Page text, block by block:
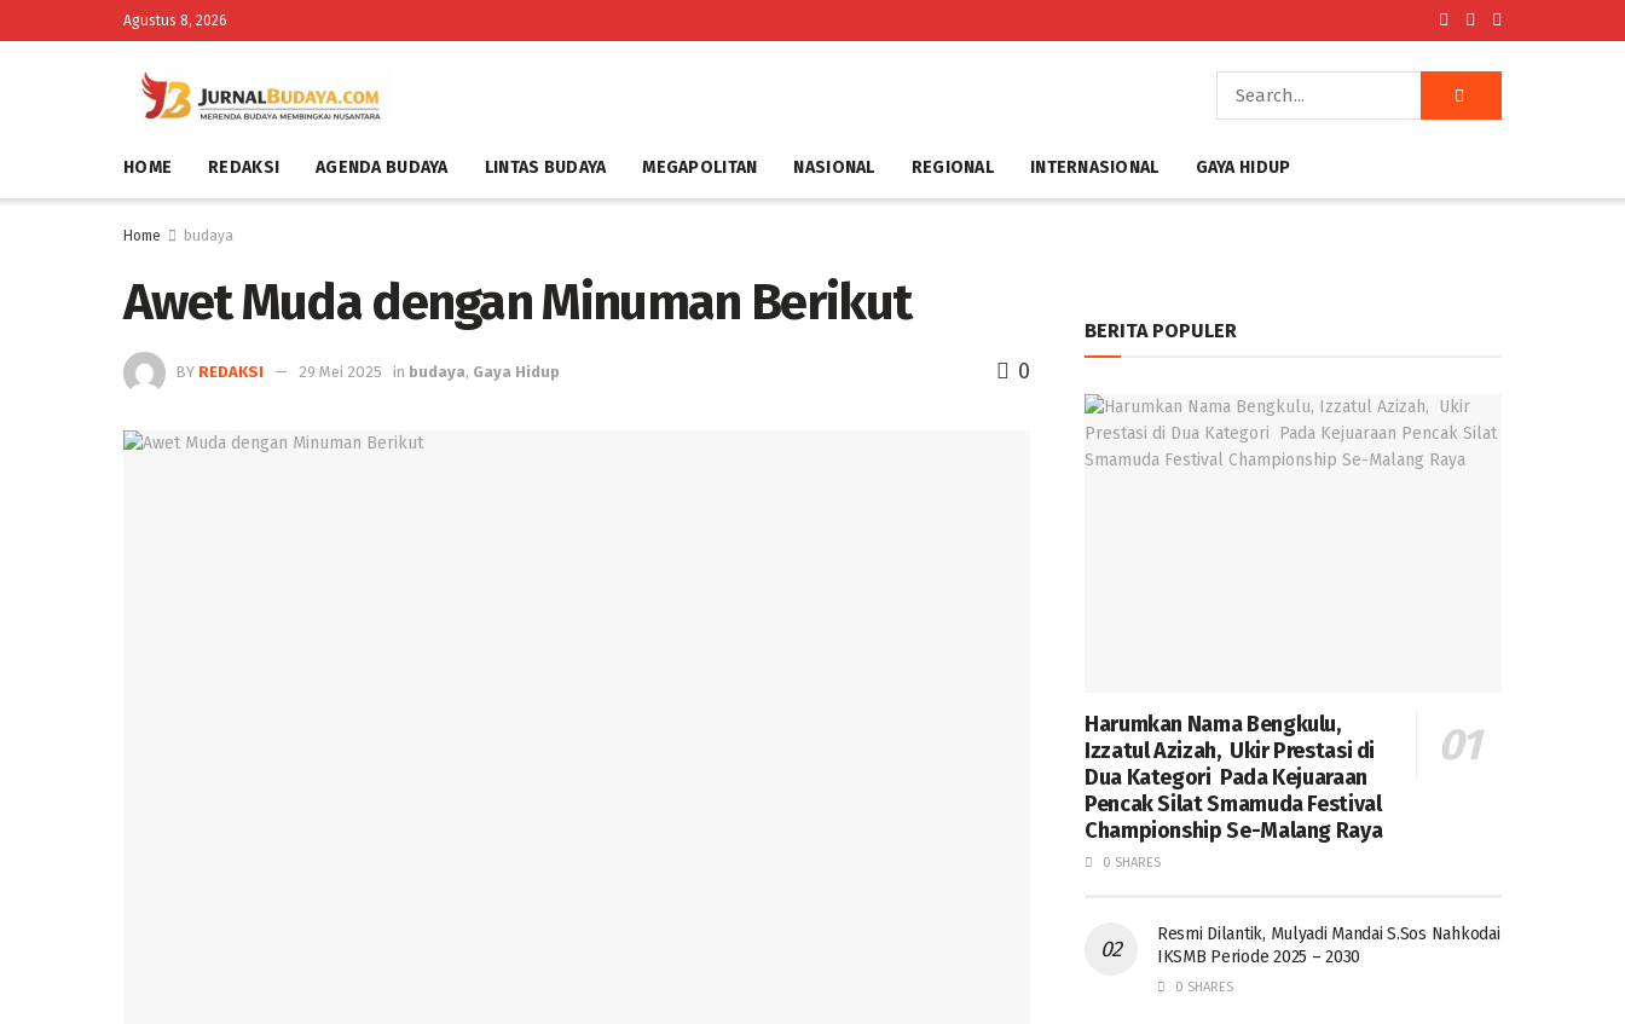
Agustus 8, 2026
HOME REDAKSI AGENDA BUDAYA LINTAS BUDAYA MEGAPOLITAN NASIONAL REGIONAL INTERNASIONAL GAYA HIDUP
Home budaya
Awet Muda dengan Minuman Berikut
BY REDAKSI 29 Mei 2025 in budaya, Gaya Hidup 0
BERITA POPULER
Harumkan Nama Bengkulu,
Izzatul Azizah, Ukir Prestasi di
Dua Kategori Pada Kejuaraan
Pencak Silat Smamuda Festival
Championship Se-Malang Raya
0 SHARES
Resmi Dilantik, Mulyadi Mandai S.Sos Nahkodai
IKSMB Periode 2025 – 2030
0 SHARES